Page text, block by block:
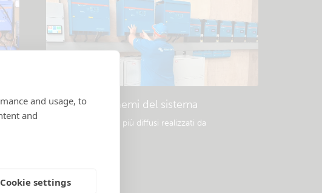
and usage, to
and
Cookie settings
Esempio di schemi del sistema
Progetti dei sistemi più diffusi realizzati da